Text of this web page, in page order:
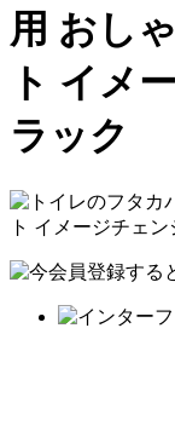
用 おし
ト イメ
ラック